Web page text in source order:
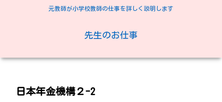
元教師が小学校教師の仕事を詳しく説明します
先生のお仕事
日本年金機構２-2